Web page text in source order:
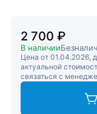
2 700 ₽
В наличии
Цена от 01.04.2026,
актуальной
связаться с